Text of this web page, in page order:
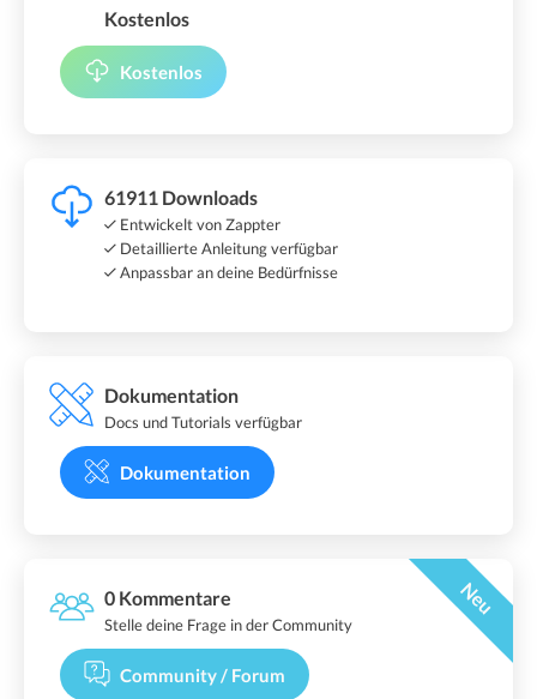
Kostenlos
Kostenlos
61911 Downloads
Entwickelt von Zappter
Detaillierte Anleitung verfügbar
Anpassbar an deine Bedürfnisse
Dokumentation
Docs und Tutorials verfügbar
Dokumentation
0 Kommentare Neu
Stelle deine Frage in der Community
Community / Forum